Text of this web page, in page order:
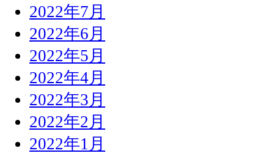
2022年7月
2022年6月
2022年5月
2022年4月
2022年3月
2022年2月
2022年1月